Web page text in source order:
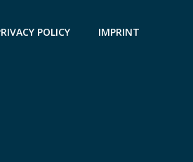
POLICY IMPRINT